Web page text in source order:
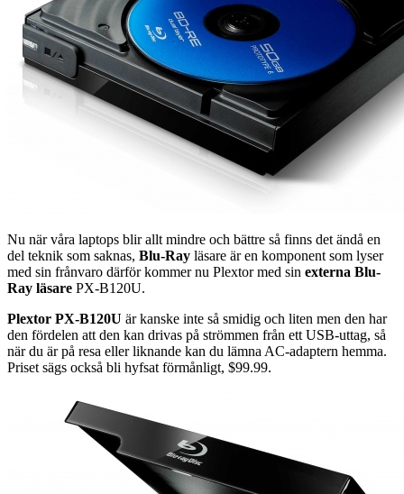
Nu när våra laptops blir allt mindre och bättre så finns det ändå en
del teknik som saknas, Blu-Ray läsare är en komponent som lyser
med sin frånvaro därför kommer nu Plextor med sin externa Blu-
Ray läsare PX-B120U.
Plextor PX-B120U är kanske inte så smidig och liten men den har
den fördelen att den kan drivas på strömmen från ett USB-uttag, så
när du är på resa eller liknande kan du lämna AC-adaptern hemma.
Priset sägs också bli hyfsat förmånligt, $99.99.